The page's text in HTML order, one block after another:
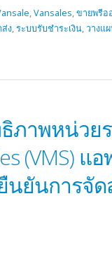
,Vansales,ขายพรีอ
ง,ระบบรับชำระเงิน,วางแ
ธิภาพหน่ว
(VMS)
ยันการจัด